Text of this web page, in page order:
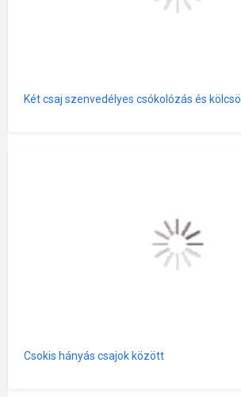
Két csaj szenvedélyes csókolózás és
Csokis hányás csajok között